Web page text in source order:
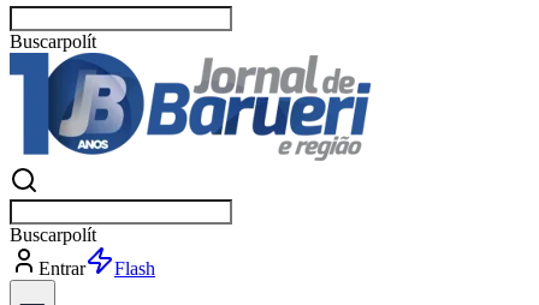
Buscarnotícias em
Buscarnotícias em
Entrar
Explorar